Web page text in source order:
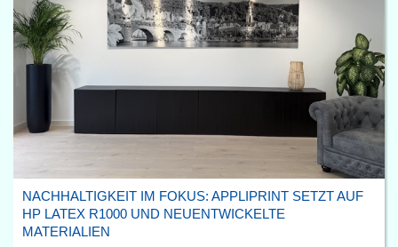
NACHHALTIGKEIT IM FOKUS: APPLIPRINT SETZT AUF
HP LATEX R1000 UND NEUENTWICKELTE
MATERIALIEN